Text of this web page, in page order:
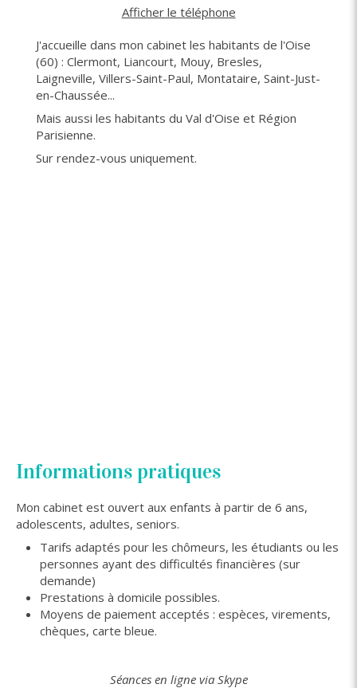
Afficher le téléphone
J'accueille dans mon cabinet les habitants de l'Oise
(60) : Clermont, Liancourt, Mouy, Bresles,
Laigneville, Villers-Saint-Paul, Montataire, Saint-Just-
en-Chaussée...
Mais aussi les habitants du Val d'Oise et Région
Parisienne.
Sur rendez-vous uniquement.
Informations pratiques
Mon cabinet est ouvert aux enfants à partir de 6 ans,
adolescents, adultes, seniors.
Tarifs adaptés pour les chômeurs, les étudiants ou les
personnes ayant des difficultés financières (sur
demande)
Prestations à domicile possibles.
Moyens de paiement acceptés : espèces, virements,
chèques, carte bleue.
Séances en ligne via Skype